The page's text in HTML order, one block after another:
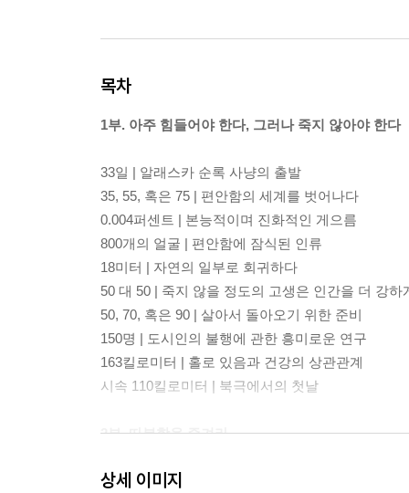
목차
1부. 아주 힘들어야 한다, 그러나 죽지 않아야 한다
33일 | 알래스카 순록 사냥의 출발
35, 55, 혹은 75 | 편안함의 세계를 벗어나다
0.004퍼센트 | 본능적이며 진화적인 게으름
800개의 얼굴 | 편안함에 잠식된 인류
18미터 | 자연의 일부로 회귀하다
50 대 50 | 죽지 않을 정도의 고생은 인간을 더 강하
50, 70, 혹은 90 | 살아서 돌아오기 위한 준비
150명 | 도시인의 불행에 관한 흥미로운 연구
163킬로미터 | 홀로 있음과 건강의 상관관계
시속 110킬로미터 | 북극에서의 첫날
2부. 따분함을 즐겨라
11시간 6분 | 디지털기기에 빼앗긴 시간
상세 이미지